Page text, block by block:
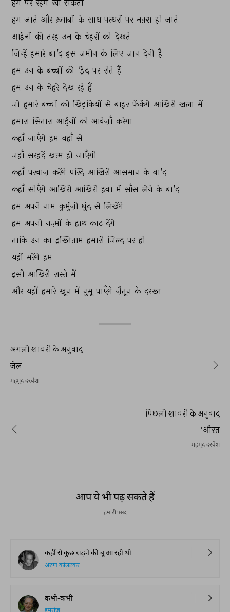
हम पर रहम खा सकती
हम जाते और ख़्वाबों के साथ पत्थरों पर नक़्श हो जाते
आईनों की तरह उन के चेहरों को देखते
जिन्हें हमारे बा'द इस ज़मीन के लिए जान देनी है
हम उन के बच्चों की 'ईद पर रोते हैं
हम उन के चेहरे देख रहे हैं
जो हमारे बच्चों को खिड़कियों से बाहर फेंकेंगे आख़िरी ख़ला में
हमारा सितारा आईनों को आवेज़ाँ करेगा
कहाँ जाएँगे हम वहाँ से
जहाँ सरहदें ख़त्म हो जाएँगी
कहाँ परवाज़ करेंगे परिंदे आख़िरी आसमान के बा'द
कहाँ सोएँगे आख़िरी आख़िरी हवा में साँस लेने के बा'द
हम अपने नाम क़ुर्मुज़ी धुंद से लिखेंगे
हम अपनी नज़्मों के हाथ काट देंगे
ताकि उन का इख़्तिताम हमारी जिल्द पर हो
यहीं मरेंगे हम
इसी आख़िरी रास्ते में
और यहीं हमारे ख़ून में नुमू पाएँगे ज़ैतून के दरख़्त
अगली शायरी के अनुवाद
जेल
महमूद दरवेश
पिछली शायरी के अनुवाद
'औरत
महमूद दरवेश
आप ये भी पढ़ सकते हैं
हमारी पसंद
कहीं से कुछ सड़ने की बू आ रही थी
अरुण कोलटकर
कभी-कभी